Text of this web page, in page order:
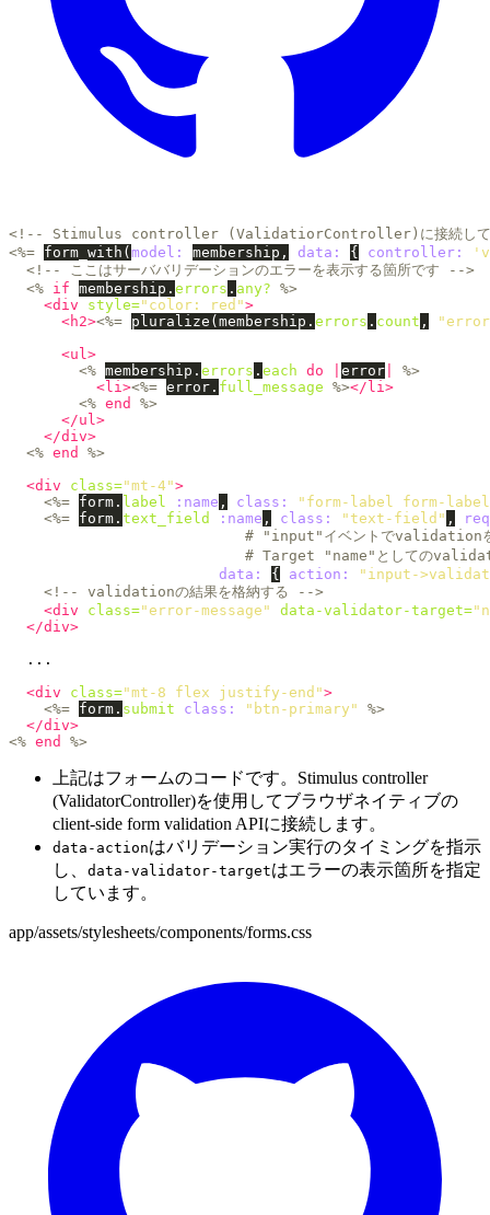
<!-- Stimulus controller (ValidatiorController)に接続して
<%= form_with ( model: membership , data: { controller:
<!-- ここはサーババリデーションのエラーを表示する箇所です -->
<% if membership . errors . any? %>
<div
style="color: red">
<h2><%= pluralize ( membership . errors . count ,
<ul>
<% membership . errors . each do error
%>
<li><%= error . full_message %></li>
<% end
%>
</ul>
</div>
<% end
%>
<div
class="mt-4">
<%= form . label :name , class:
"form-label form-
<%= form . text_field :name , class: "text-field" ,
# "input"イベントでvalidation
# Target "name"としての
data: { action:
"input-
<!-- validationの結果を格納する -->
<div
class="error-message" data-validator-target=
</div>
  ...
<div
class="mt-8 flex justify-end">
<%= form . submit class: "btn-primary"
%>
</div>
<% end %>
上記はフォームのコードです。Stimulus controller
(ValidatorController)を使用してブラウザネイティブの
client-side form validation APIに接続します。
data-actionはバリデーション実行のタイミングを指示
し、 data-validator-targetはエラーの表示箇所を指定
しています。
app/assets/stylesheets/components/forms.css